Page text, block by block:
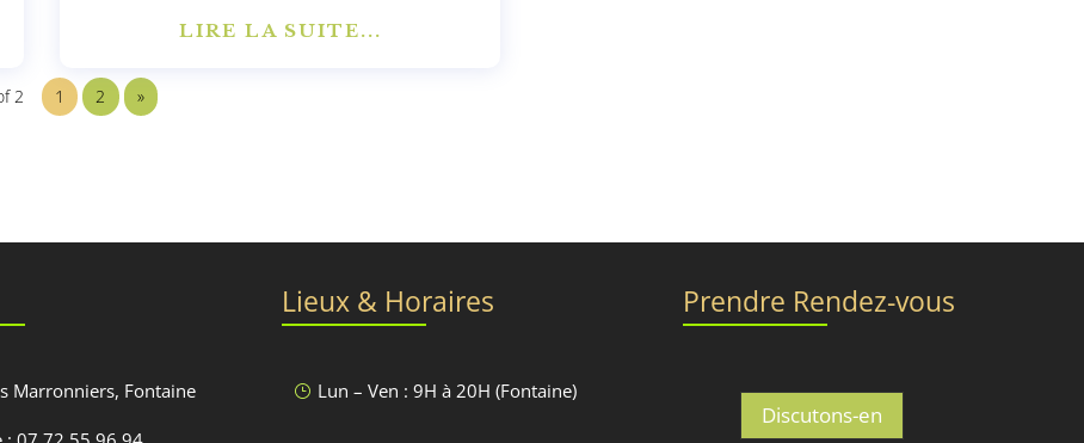
LIRE LA SUITE...
2 1 2 »
Marronniers, Fontaine
Lieux & Horaires
} Lun – Ven : 9H à 20H (Fontaine)
Prendre Rendez-vous
Discutons-en